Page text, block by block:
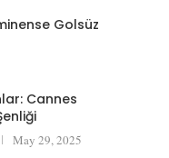
Golsüz
Cannes
May 29, 2025